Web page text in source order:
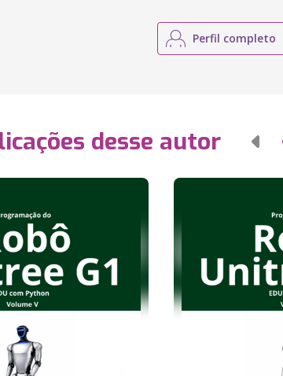
Perfil completo
desse autor